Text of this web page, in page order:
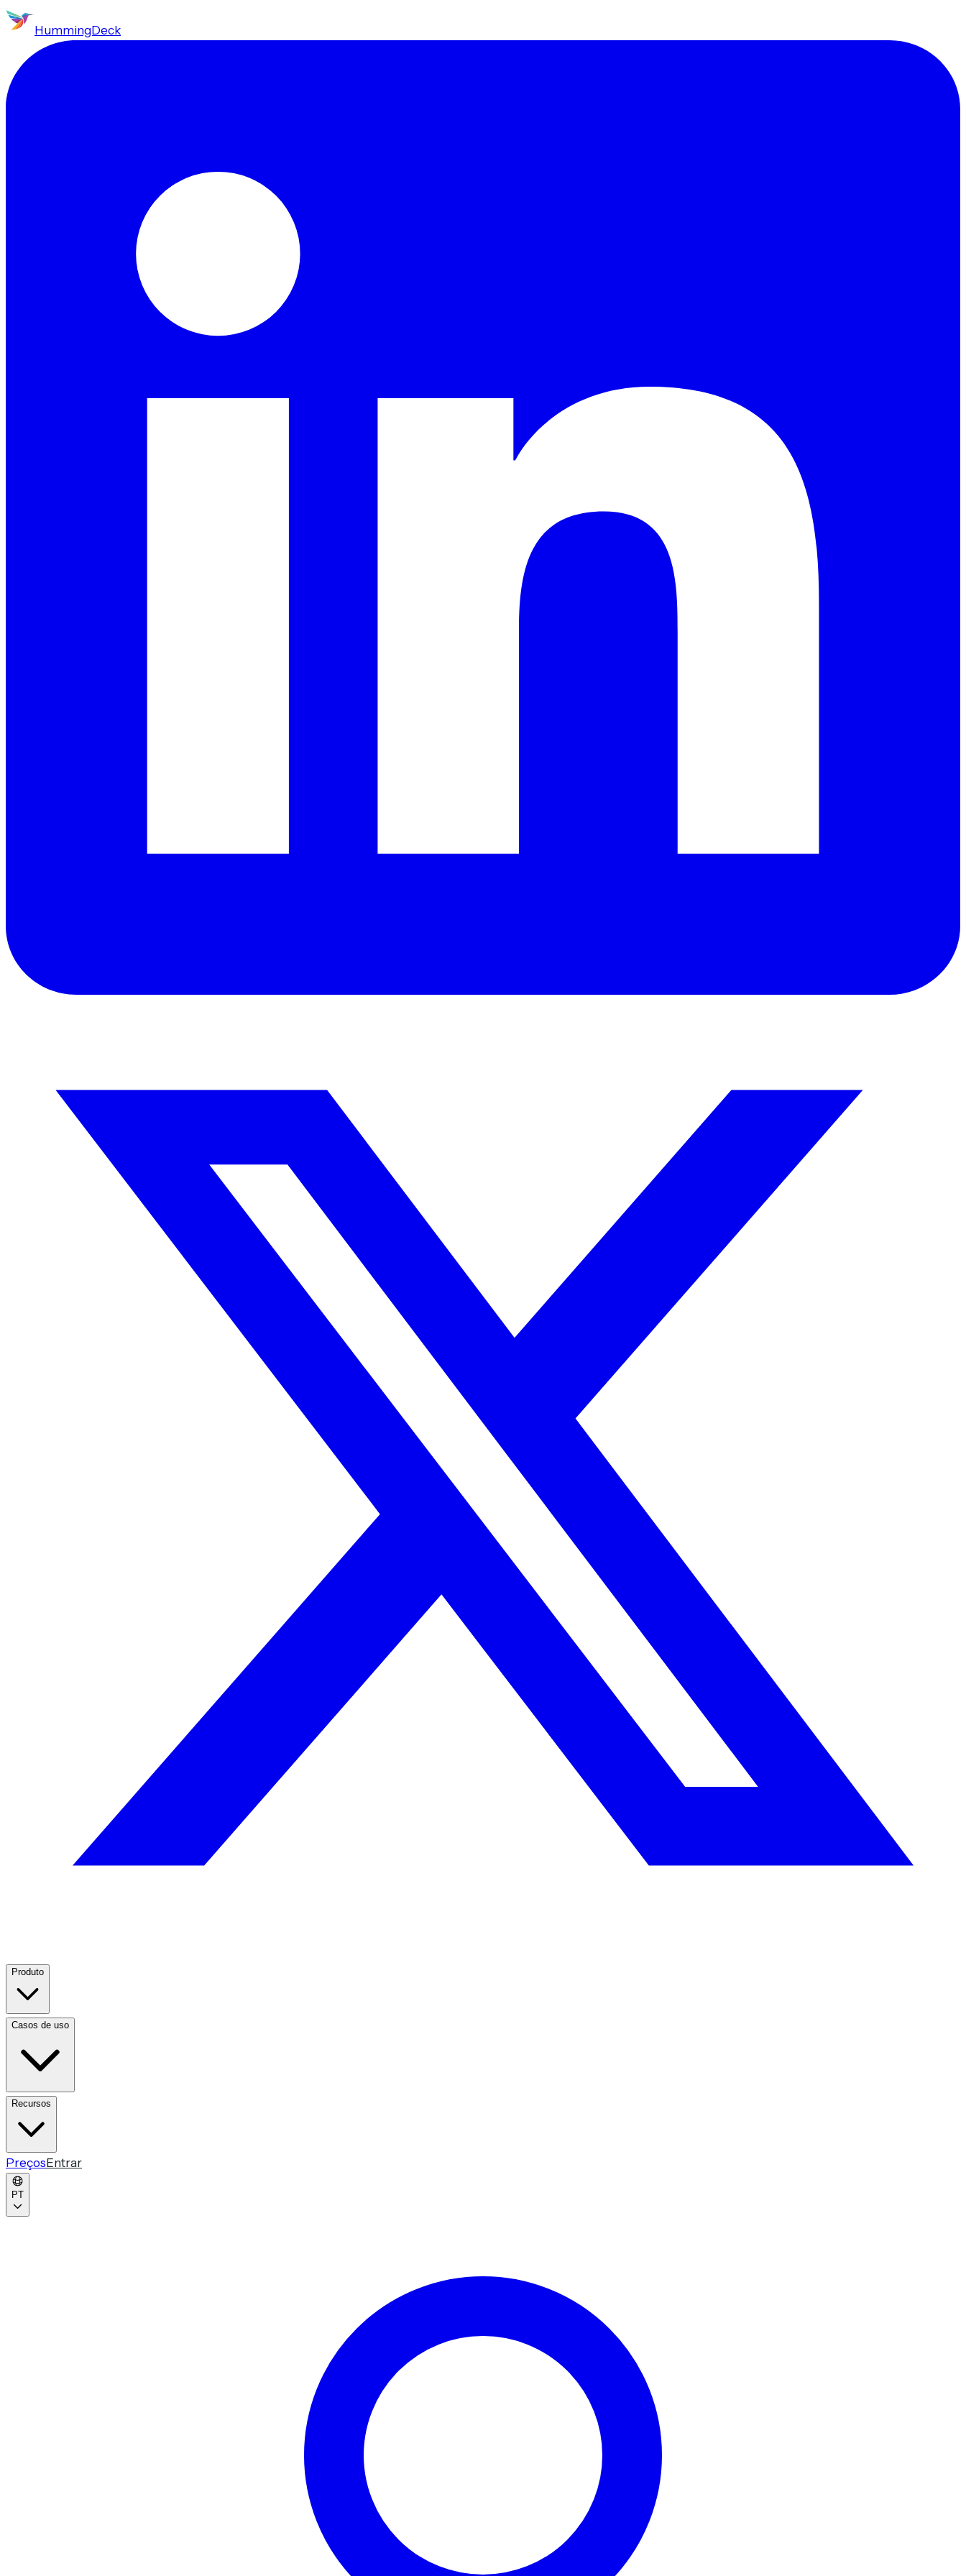
HummingDeck
Produto
Casos de uso
Recursos
PreçosEntrar
PT